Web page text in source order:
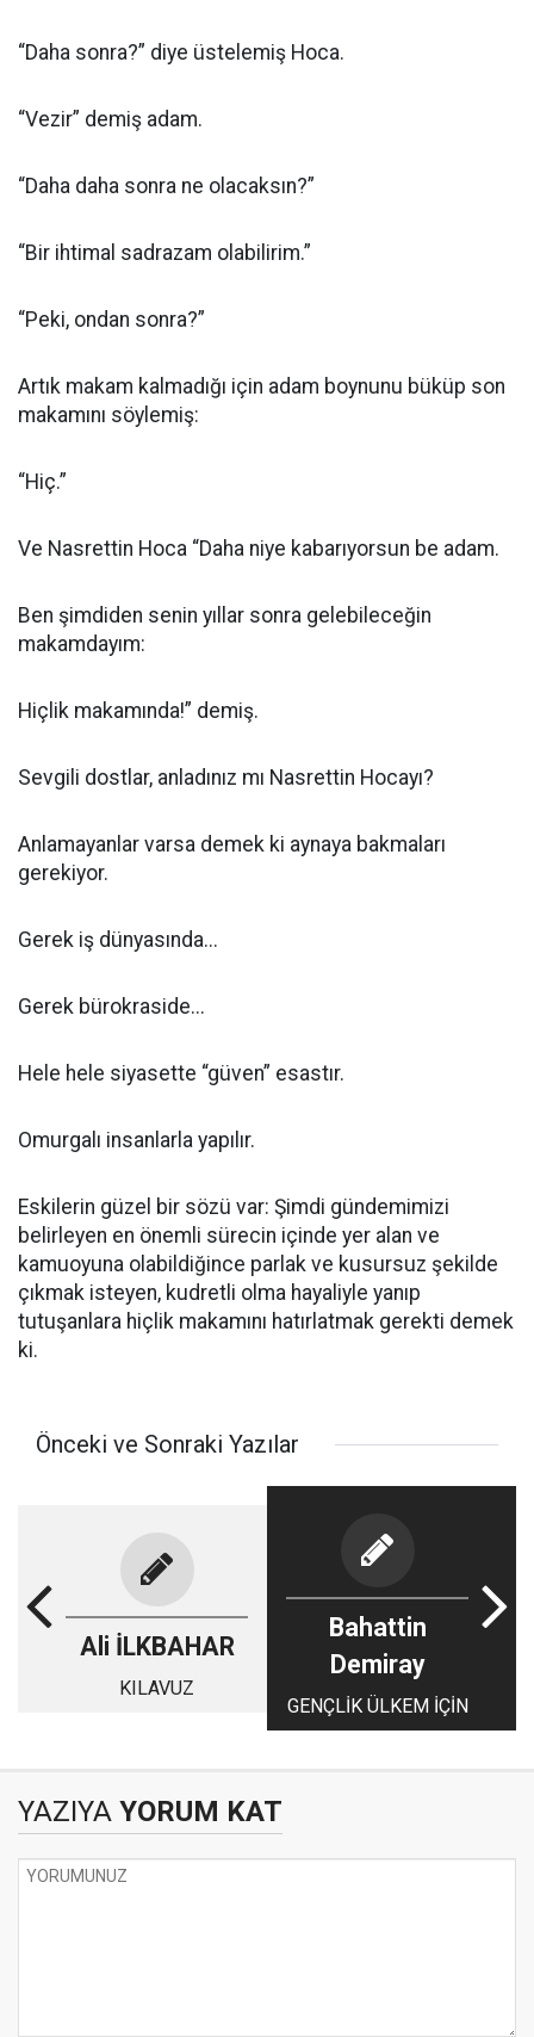
“Daha sonra?” diye üstelemiş Hoca.
“Vezir” demiş adam.
“Daha daha sonra ne olacaksın?”
“Bir ihtimal sadrazam olabilirim.”
“Peki, ondan sonra?”
Artık makam kalmadığı için adam boynunu büküp son
makamını söylemiş:
“Hiç.”
Ve Nasrettin Hoca “Daha niye kabarıyorsun be adam.
Ben şimdiden senin yıllar sonra gelebileceğin
makamdayım:
Hiçlik makamında!” demiş.
Sevgili dostlar, anladınız mı Nasrettin Hocayı?
Anlamayanlar varsa demek ki aynaya bakmaları
gerekiyor.
Gerek iş dünyasında...
Gerek bürokraside...
Hele hele siyasette “güven” esastır.
Omurgalı insanlarla yapılır.
Eskilerin güzel bir sözü var: Şimdi gündemimizi
belirleyen en önemli sürecin içinde yer alan ve
kamuoyuna olabildiğince parlak ve kusursuz şekilde
çıkmak isteyen, kudretli olma hayaliyle yanıp
tutuşanlara hiçlik makamını hatırlatmak gerekti demek
ki.
Önceki ve Sonraki Yazılar
Ali İLKBAHAR
KILAVUZ
Bahattin
Demiray
GENÇLİK ÜLKEM İÇİN
YAZIYA YORUM KAT